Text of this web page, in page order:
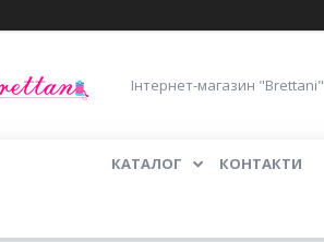
Інтернет-магазин "Brettani"
КАТАЛОГ КОНТАКТИ